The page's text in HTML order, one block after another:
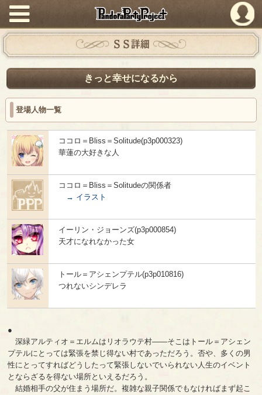
PandoraPartyProject
ＳＳ詳細
きっと幸せになるから
登場人物一覧
ココロ＝Bliss＝Solitude(p3p000323)
華蓮の大好きな人
ココロ＝Bliss＝Solitudeの関係者
→ イラスト
イーリン・ジョーンズ(p3p000854)
天才になれなかった女
トール＝アシェンプテル(p3p010816)
つれないシンデレラ
●
深緑アルティオ＝エルムはリオラウテ村――そこはトール＝アシェン
プテルにとっては緊張を禁じ得ない村であっただろう。否や、多くの男
性にとってすればどうしたって緊張しないでいられない人生のイベント
とならざるを得ない場所といえるだろう。
結婚相手の父が住まう場所だ。複雑な親子関係でもなければまず起こ